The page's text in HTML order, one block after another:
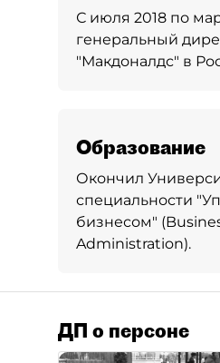
С июля 2018 по
генеральный
"Макдоналдс" в
Образование
Окончил
специальности
бизнесом"
Administration).
ДП о персоне